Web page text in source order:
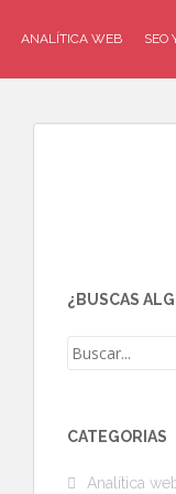
ANALÍTICA WEB SEO
¿BUSCAS
CATEGORÍAS
Analítica